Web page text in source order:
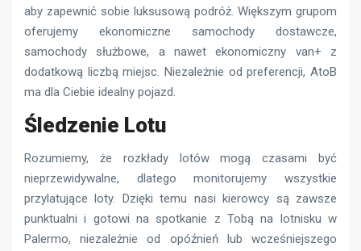
aby zapewnić sobie luksusową podróż. Większym grupom
oferujemy ekonomiczne samochody dostawcze,
samochody służbowe, a nawet ekonomiczny van+ z
dodatkową liczbą miejsc. Niezależnie od preferencji, AtoB
ma dla Ciebie idealny pojazd.
Śledzenie Lotu
Rozumiemy, że rozkłady lotów mogą czasami być
nieprzewidywalne, dlatego monitorujemy wszystkie
przylatujące loty. Dzięki temu nasi kierowcy są zawsze
punktualni i gotowi na spotkanie z Tobą na lotnisku w
Palermo, niezależnie od opóźnień lub wcześniejszego